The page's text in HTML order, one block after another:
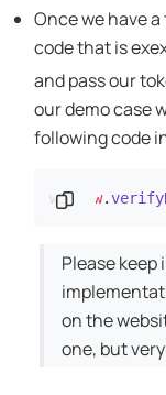
Once we have
code that is
and pass our
our demo case
following code
window.
البرمجي
Please
on the
one, but